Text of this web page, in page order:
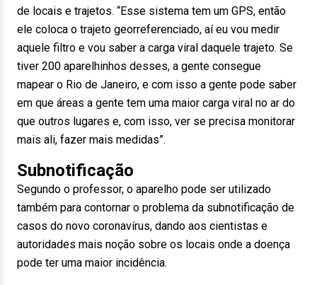
de locais e trajetos. “Esse sistema tem um GPS, então
ele coloca o trajeto georreferenciado, aí eu vou medir
aquele filtro e vou saber a carga viral daquele trajeto. Se
tiver 200 aparelhinhos desses, a gente consegue
mapear o Rio de Janeiro, e com isso a gente pode saber
em que áreas a gente tem uma maior carga viral no ar do
que outros lugares e, com isso, ver se precisa monitorar
mais ali, fazer mais medidas”.
Subnotificação
Segundo o professor, o aparelho pode ser utilizado
também para contornar o problema da subnotificação de
casos do novo coronavírus, dando aos cientistas e
autoridades mais noção sobre os locais onde a doença
pode ter uma maior incidência.